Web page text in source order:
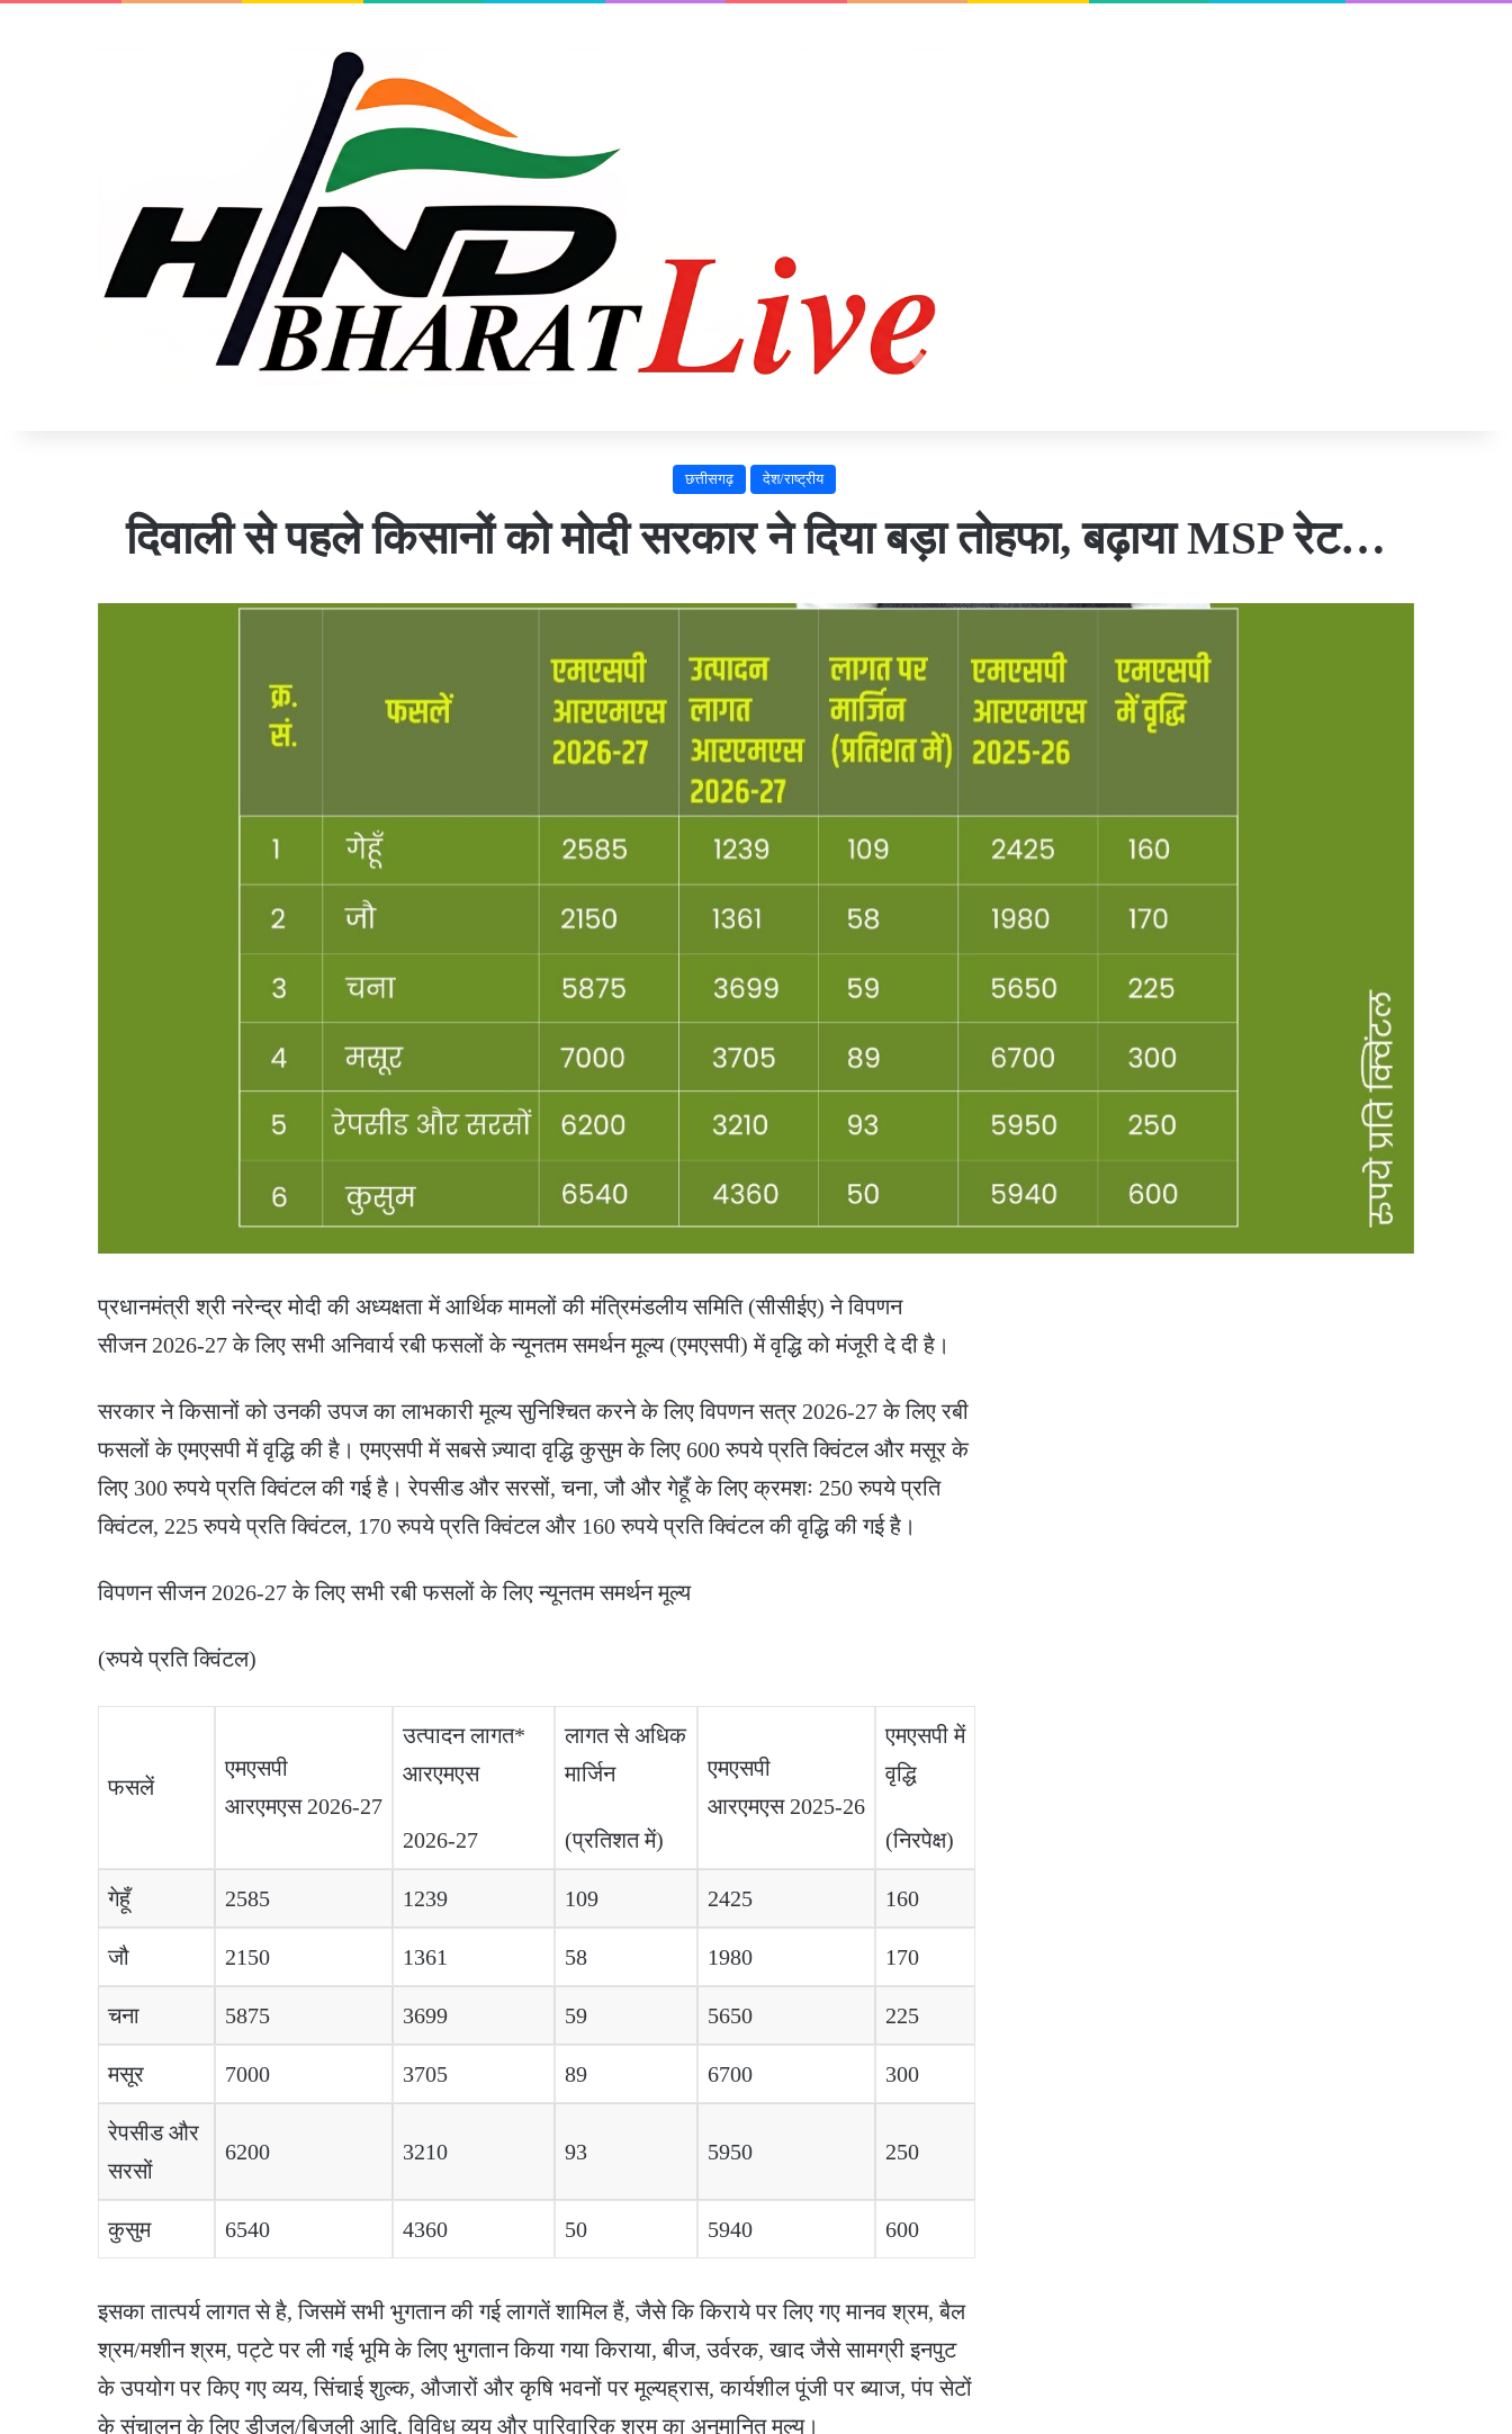
छत्तीसगढ़ देश/राष्ट्रीय
दिवाली से पहले किसानों को मोदी सरकार ने दिया बड़ा तोहफा, बढ़ाया MSP रेट…
प्रधानमंत्री श्री नरेन्द्र मोदी की अध्यक्षता में आर्थिक मामलों की मंत्रिमंडलीय समिति (सीसीईए) ने विपणन
सीजन 2026-27 के लिए सभी अनिवार्य रबी फसलों के न्यूनतम समर्थन मूल्य (एमएसपी) में वृद्धि को मंजूरी दे दी है।
सरकार ने किसानों को उनकी उपज का लाभकारी मूल्य सुनिश्चित करने के लिए विपणन सत्र 2026-27 के लिए रबी
फसलों के एमएसपी में वृद्धि की है। एमएसपी में सबसे ज़्यादा वृद्धि कुसुम के लिए 600 रुपये प्रति क्विंटल और मसूर के
लिए 300 रुपये प्रति क्विंटल की गई है। रेपसीड और सरसों, चना, जौ और गेहूँ के लिए क्रमशः 250 रुपये प्रति
क्विंटल, 225 रुपये प्रति क्विंटल, 170 रुपये प्रति क्विंटल और 160 रुपये प्रति क्विंटल की वृद्धि की गई है।
विपणन सीजन 2026-27 के लिए सभी रबी फसलों के लिए न्यूनतम समर्थन मूल्य
(रुपये प्रति क्विंटल)
फसलें
एमएसपी
आरएमएस 2026-27
उत्पादन लागत*
आरएमएस
2026-27
लागत से अधिक
मार्जिन
(प्रतिशत में)
एमएसपी
आरएमएस 2025-26
एमएसपी में
वृद्धि
(निरपेक्ष)
गेहूँ 2585 1239 109 2425 160
जौ 2150 1361 58 1980 170
चना 5875 3699 59 5650 225
मसूर 7000 3705 89 6700 300
रेपसीड और
सरसों
6200 3210 93 5950 250
कुसुम 6540 4360 50 5940 600
इसका तात्पर्य लागत से है, जिसमें सभी भुगतान की गई लागतें शामिल हैं, जैसे कि किराये पर लिए गए मानव श्रम, बैल
श्रम/मशीन श्रम, पट्टे पर ली गई भूमि के लिए भुगतान किया गया किराया, बीज, उर्वरक, खाद जैसे सामग्री इनपुट
के उपयोग पर किए गए व्यय, सिंचाई शुल्क, औजारों और कृषि भवनों पर मूल्यह्रास, कार्यशील पूंजी पर ब्याज, पंप सेटों
के संचालन के लिए डीजल/बिजली आदि, विविध व्यय और पारिवारिक श्रम का अनुमानित मूल्य।